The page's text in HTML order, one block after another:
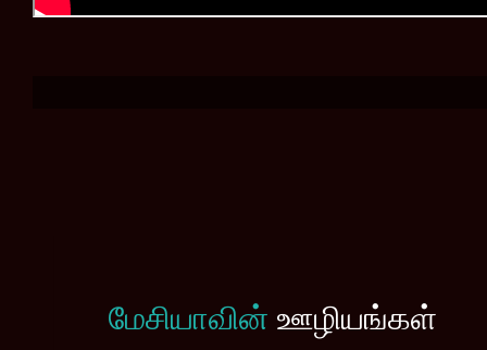
மேசியாவின் ஊழியங்கள்